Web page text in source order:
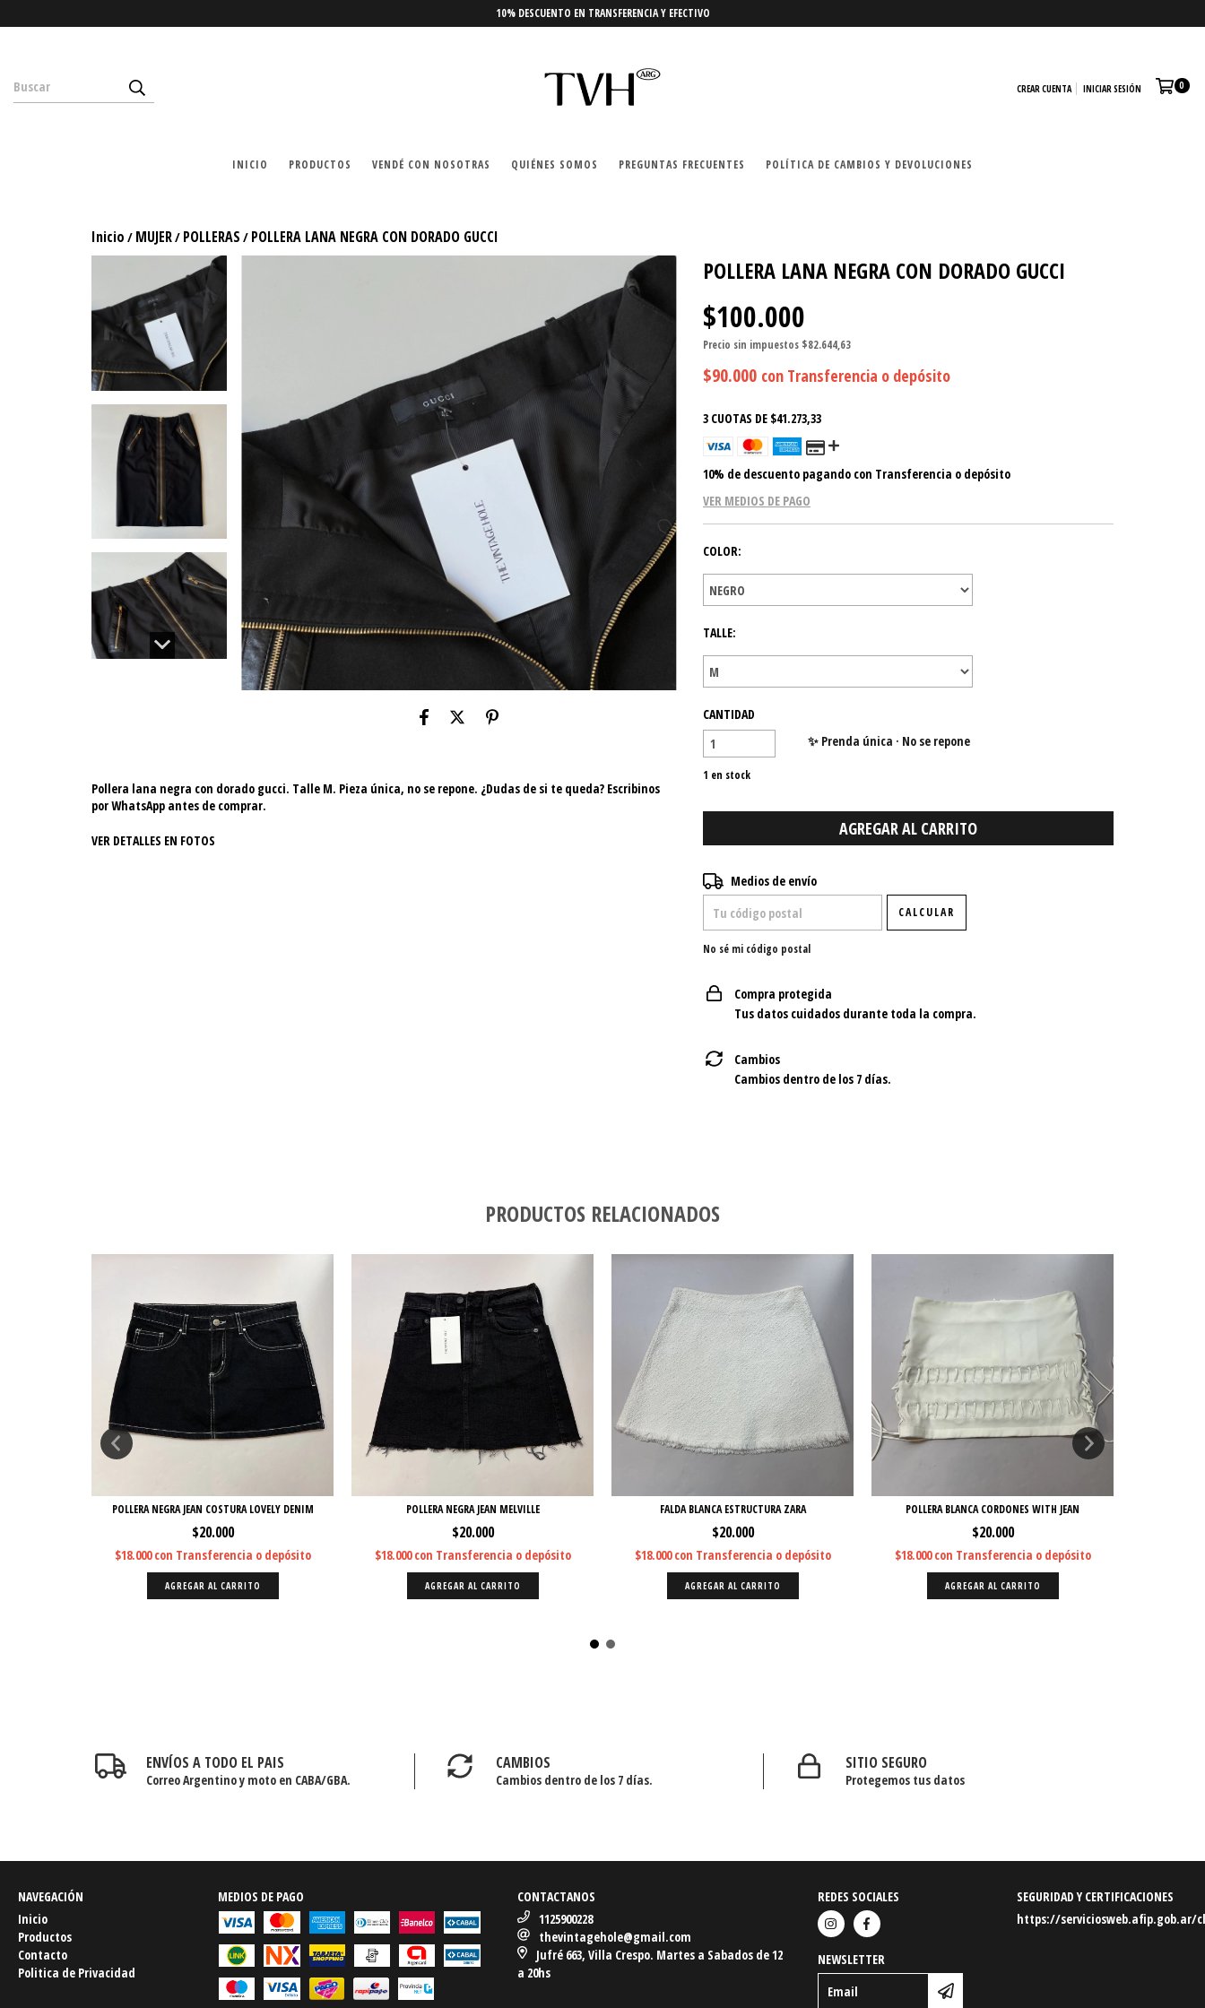
10% DESCUENTO EN TRANSFERENCIA Y EFECTIVO
CREAR CUENTA INICIAR SESIÓN 0
INICIO PRODUCTOS VENDÉ CON NOSOTRAS QUIÉNES SOMOS PREGUNTAS FRECUENTES POLÍTICA DE CAMBIOS Y DEVOLUCIONES
Inicio / MUJER/ POLLERAS / POLLERA LANA NEGRA CON DORADO GUCCI
Pollera lana negra con dorado gucci. Talle M. Pieza única, no se repone. ¿Dudas de si te queda? Escribinos
por WhatsApp antes de comprar.
VER DETALLES EN FOTOS
POLLERA LANA NEGRA CON DORADO GUCCI
$100.000
Precio sin impuestos $82.644,63
$90.000 con Transferencia o depósito
3 CUOTAS DE $41.273,33
10% de descuento pagando con Transferencia o depósito
VER MEDIOS DE PAGO
COLOR:
TALLE:
CANTIDAD
1 en stock
✨ Prenda única · No se repone
Entregas para el CP:
Medios de envío
CALCULAR
No sé mi código postal
Compra protegida
Tus datos cuidados durante toda la compra.
Cambios
Cambios dentro de los 7 días.
PRODUCTOS RELACIONADOS
POLLERA NEGRA JEAN COSTURA LOVELY DENIM
$20.000
$18.000con Transferencia o depósito
AGREGAR AL CARRITO
POLLERA NEGRA JEAN MELVILLE
$20.000
$18.000con Transferencia o depósito
AGREGAR AL CARRITO
FALDA BLANCA ESTRUCTURA ZARA
$20.000
$18.000con Transferencia o depósito
AGREGAR AL CARRITO
POLLERA BLANCA CORDONES WITH JEAN
$20.000
$18.000con Transferencia o depósito
AGREGAR AL CARRITO
ENVÍOS A TODO EL PAIS
Correo Argentino y moto en CABA/GBA.
CAMBIOS
Cambios dentro de los 7 días.
SITIO SEGURO
Protegemos tus datos
NAVEGACIÓN
Inicio
Productos
Contacto
Politica de Privacidad
MEDIOS DE PAGO
CONTACTANOS
1125900228
thevintagehole@gmail.com
Jufré 663, Villa Crespo. Martes a Sabados de 12
a 20hs
REDES SOCIALES
NEWSLETTER
SEGURIDAD Y CERTIFICACIONES
https://serviciosweb.afip.gob.ar/